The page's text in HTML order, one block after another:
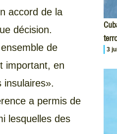
accord de la
décision.
de
important, en
insulaires».
a permis de
lesquelles des
3